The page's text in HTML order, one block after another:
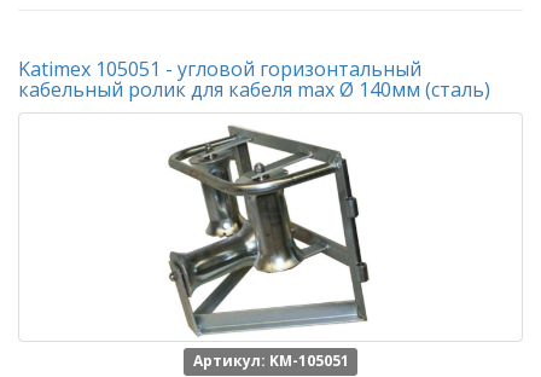
Katimex 105051 - угловой горизонтальный
кабельный ролик для кабеля max Ø 140мм (сталь)
Артикул: KM-105051